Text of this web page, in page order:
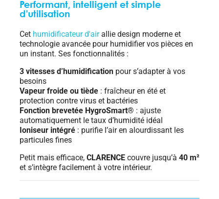
Performant, intelligent et simple
d’utilisation
Cet humidificateur d'airallie design moderne et
technologie avancée pour humidifier vos pièces en
un instant. Ses fonctionnalités :
3 vitesses d’humidification pour s’adapter à vos
besoins
Vapeur froide ou tiède : fraîcheur en été et
protection contre virus et bactéries
Fonction brevetée HygroSmart® : ajuste
automatiquement le taux d’humidité idéal
Ioniseur intégré : purifie l’air en alourdissant les
particules fines
Petit mais efficace, CLARENCE couvre jusqu’à 40 m²
et s’intègre facilement à votre intérieur.